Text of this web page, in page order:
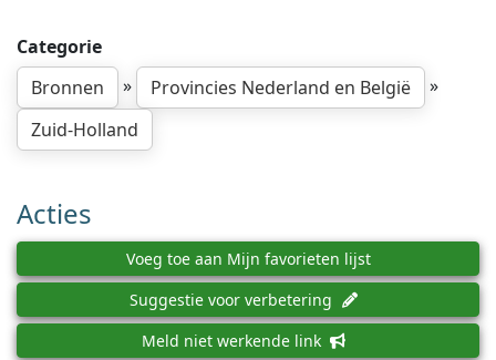
Categorie
Bronnen
» Provincies Nederland en België
»
Zuid-Holland
Acties
Voeg toe aan Mijn favorieten lijst
Suggestie voor verbetering
Meld niet werkende link